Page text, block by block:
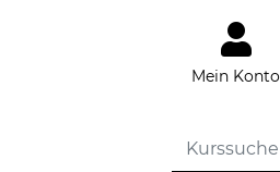
Mein Konto